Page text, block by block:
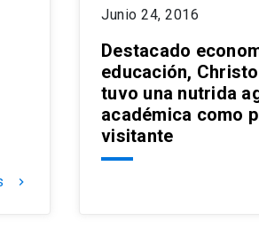
keyboard_arrow_right
Junio 24, 2016
Destacado
educación,
tuvo una nutrida
académica como
visitante